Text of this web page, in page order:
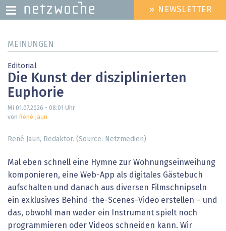
zum
HEADER
MENU
» NEWSLETTER
MEINUNGEN
Editorial
Die Kunst der disziplinierten
Euphorie
Mi 01.07.2026 - 08:01 Uhr
von René Jaun
René Jaun, Redaktor. (Source: Netzmedien)
Mal eben schnell eine Hymne zur Wohnungseinweihung
komponieren, eine Web-App als digitales Gästebuch
aufschalten und danach aus diversen Filmschnipseln
ein exklusives Behind-the-Scenes-Video erstellen – und
das, obwohl man weder ein Instrument spielt noch
programmieren oder Videos schneiden kann. Wir